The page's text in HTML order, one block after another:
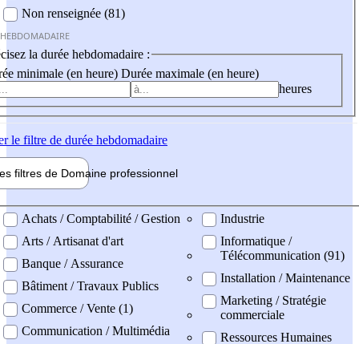
Non renseignée (81)
la durée hebdomadaire :
minimale (en heure) Durée maximale (en heure)
heures
le filtre de durée hebdomadaire
filtres de Domaine professionnel
professionel
Achats / Comptabilité / Gestion
Arts / Artisanat d'art
Banque / Assurance
Bâtiment / Travaux Publics
Commerce / Vente (1)
Communication / Multimédia
Industrie
Informatique /
Télécommunication (91)
Installation / Maintenance
Marketing / Stratégie
commerciale
Ressources Humaines